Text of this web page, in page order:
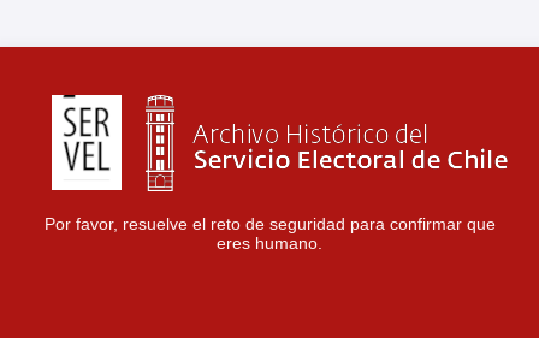
Por favor, resuelve el reto de seguridad para confirmar que
eres humano.